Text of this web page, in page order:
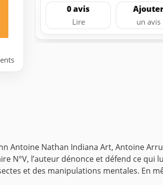
0 avis
Lire un avis
Antoine Nathan Indiana Art, Antoine Arru
N°V, l’auteur dénonce et défend ce qui
et des manipulations mentales. En